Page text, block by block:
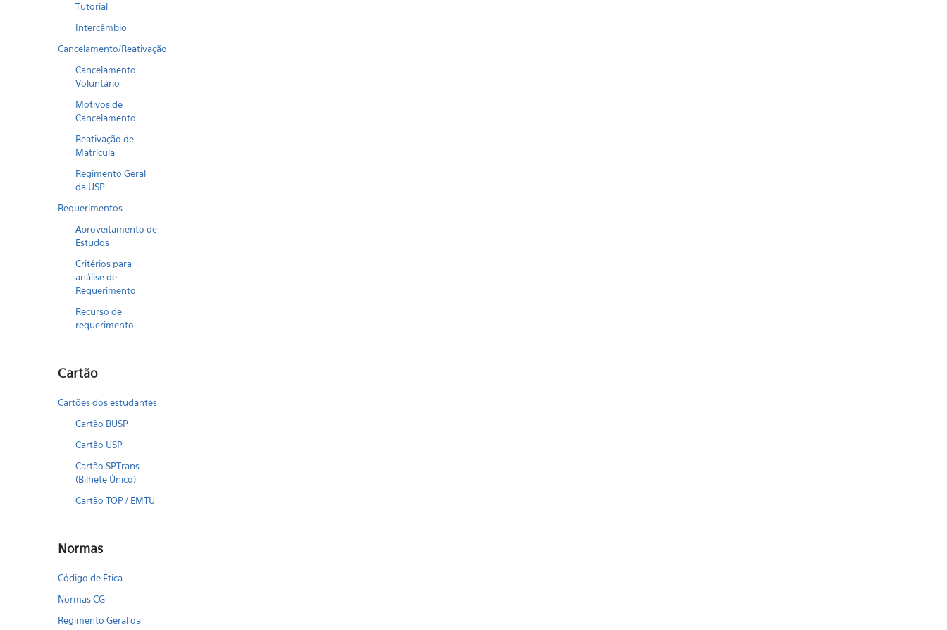
Tutorial
Intercâmbio
Cancelamento/Reativação
Cancelamento
Voluntário
Motivos de
Cancelamento
Reativação de
Matrícula
Regimento Geral
da USP
Requerimentos
Aproveitamento de
Estudos
Critérios para
análise de
Requerimento
Recurso de
requerimento
Cartão
Cartões dos estudantes
Cartão BUSP
Cartão USP
Cartão SPTrans
(Bilhete Único)
Cartão TOP / EMTU
Normas
Código de Ética
Normas CG
Regimento Geral da